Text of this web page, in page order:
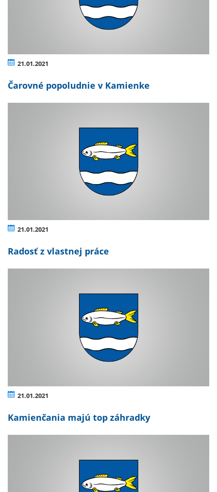
21.01.2021
Čarovné popoludnie v Kamienke
21.01.2021
Radosť z vlastnej práce
21.01.2021
Kamienčania majú top záhradky